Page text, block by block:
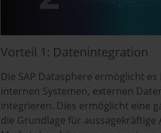
Vorteil 1: Datenintegration
Die SAP Datasphere ermöglicht
internen Systemen, externen
integrieren. Dies ermöglicht eine
die Grundlage für aussagekräftige